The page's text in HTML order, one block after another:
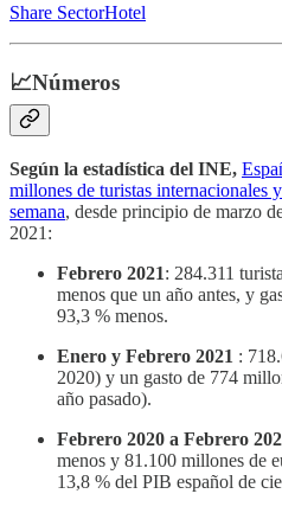
Share SectorHotel
📈Números
Según la estadística del INE,
millones de turistas internacionales
semana, desde principio de marzo
2021:
Febrero 2021: 284.311
menos que un año antes, y
93,3 % menos.
Enero y Febrero 2021 :
2020) y un gasto de 774
año pasado).
Febrero 2020 a Febrero
menos y 81.100 millones de
13,8 % del PIB español de